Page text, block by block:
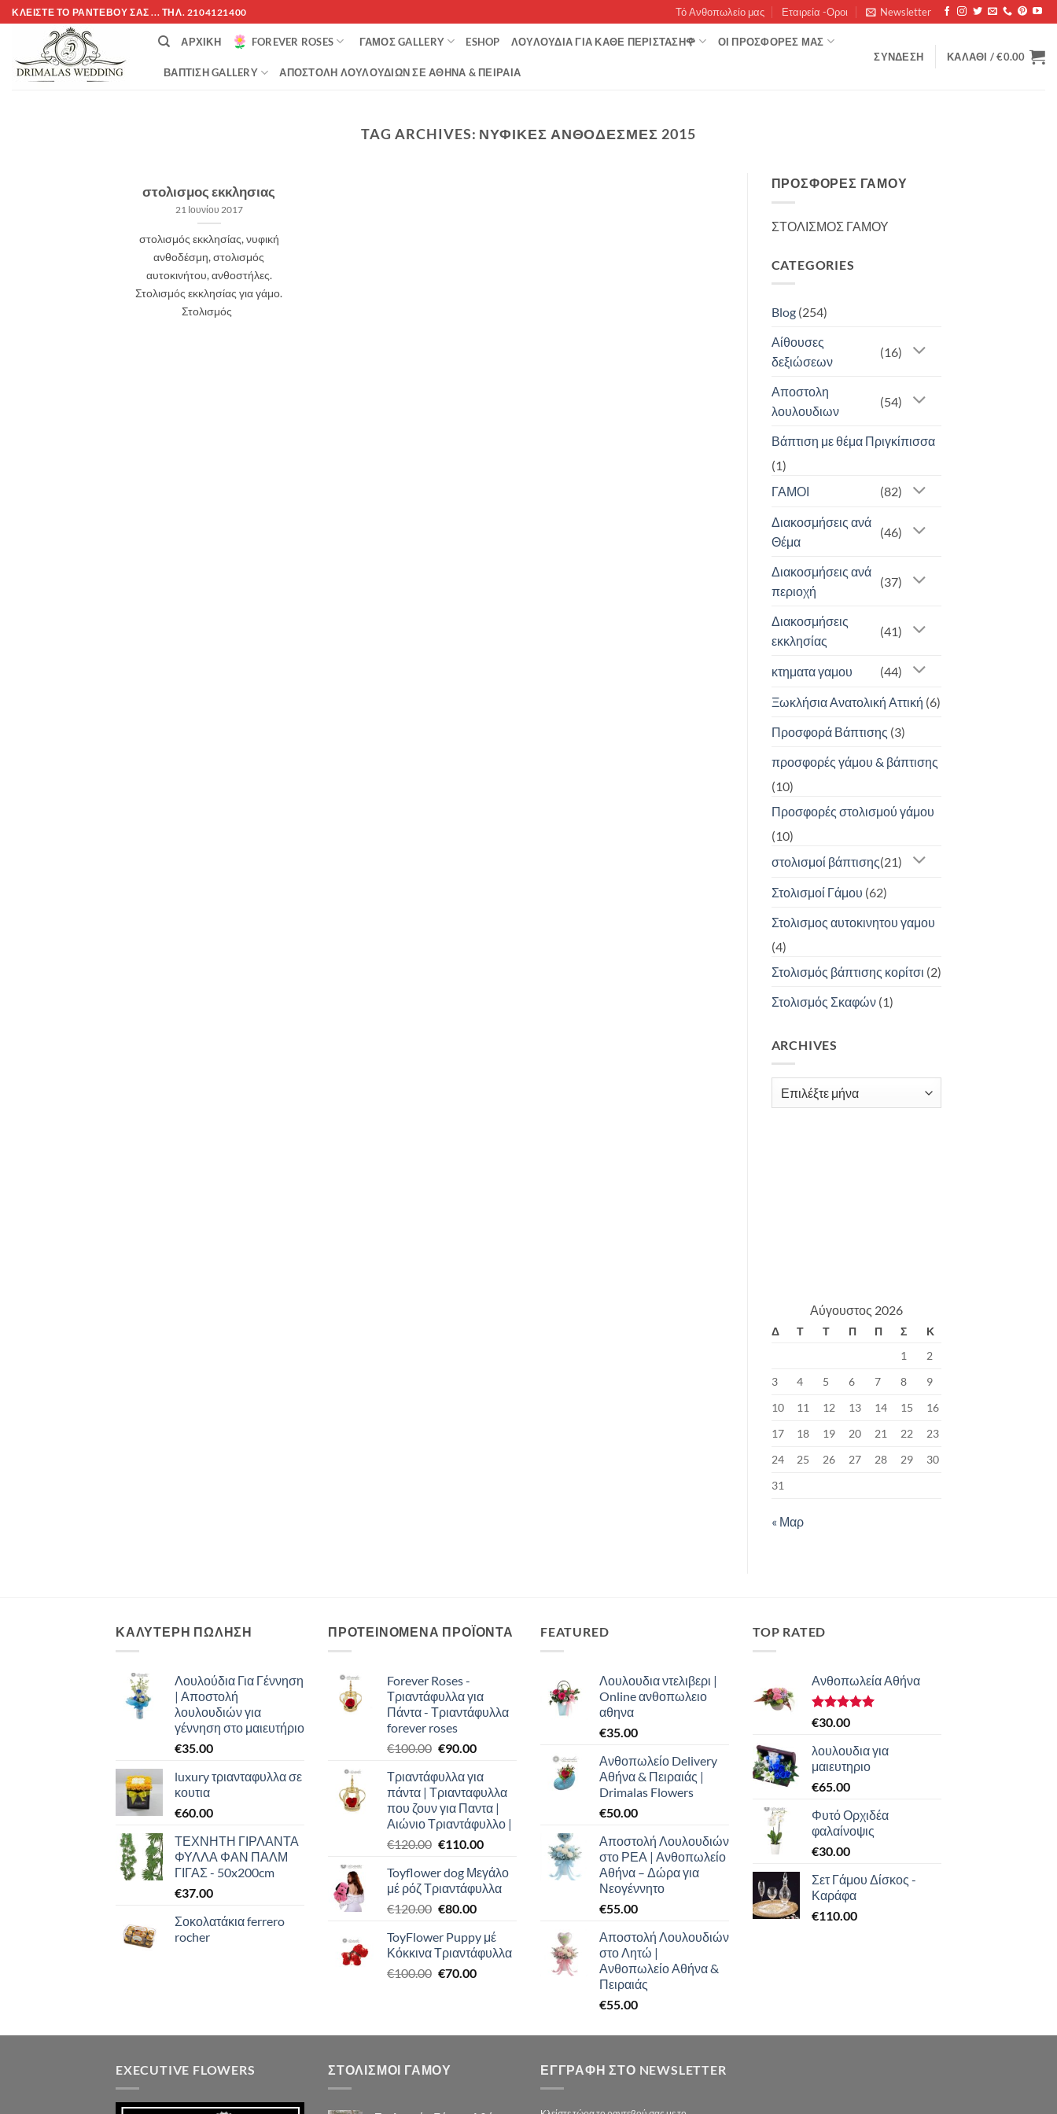
Μετάβαση
στο
περιεχόμενο
ΚΛΕΊΣΤΕ ΤΌ ΡΑΝΤΕΒΟΎ ΣΑΣ ... ΤΗΛ. 2104121400 Τό Ανθοπωλείο μας Εταιρεία -Οροι Newsletter
ΑΡΧΙΚΉ FOREVER ROSES ΓΆΜΟΣ GALLERY ESHOP ΛΟΥΛΟΥΔΙΑ ΓΙΑ ΚΑΘΕ ΠΕΡΙΣΤΑΣΗ🌹 ΟΊ ΠΡΟΣΦΟΡΈΣ ΜΑΣ
ΒΆΠΤΙΣΗ GALLERY ΑΠΟΣΤΟΛΉ ΛΟΥΛΟΥΔΙΏΝ ΣΕ ΑΘΉΝΑ & ΠΕΙΡΑΙΆ
ΣΎΝΔΕΣΗ ΚΑΛΆΘΙ /€0.00
TAG ARCHIVES: ΝΥΦΙΚΕΣ ΑΝΘΟΔΕΣΜΕΣ 2015
στολισμος εκκλησιας
21 Ιουνίου 2017
στολισμός εκκλησίας, νυφική
ανθοδέσμη, στολισμός
αυτοκινήτου, ανθοστήλες.
Στολισμός εκκλησίας για γάμο.
Στολισμός
ΠΡΟΣΦΟΡΈΣ ΓΆΜΟΥ
ΣΤΟΛΙΣΜΟΣ ΓΑΜΟΥ
CATEGORIES
Blog(254)
Αίθουσες
δεξιώσεων
(16)
Αποστολη
λουλουδιων
(54)
Βάπτιση με θέμα Πριγκίπισσα
(1)
ΓΑΜΟΙ
(82)
Διακοσμήσεις ανά
Θέμα
(46)
Διακοσμήσεις ανά
περιοχή
(37)
Διακοσμήσεις
εκκλησίας
(41)
κτηματα γαμου (44)
Ξωκλήσια Ανατολική Αττική (6)
Προσφορά Βάπτισης (3)
προσφορές γάμου & βάπτισης
(10)
Προσφορές στολισμού γάμου
(10)
στολισμοί βάπτισης(21)
Στολισμοί Γάμου (62)
Στολισμος αυτοκινητου γαμου
(4)
Στολισμός βάπτισης κορίτσι (2)
Στολισμός Σκαφών(1)
ARCHIVES
Archives
Αύγουστος 2026
Δ Τ Τ Π Π Σ
Κ
1
2
3
4 5 6 7 8
9
10
11 12 13 14 15
16
17
18 19 20 21 22
23
24
25 26 27 28 29
30
31
« Μαρ
ΚΑΛΥΤΕΡΗ ΠΩΛΗΣΗ
Λουλούδια Για Γέννηση
| Αποστολή
λουλουδιών για
γέννηση στο μαιευτήριο
€35.00
luxury τριανταφυλλα σε
κουτια
€60.00
ΤΕΧΝΗΤΗ ΓΙΡΛΑΝΤΑ
ΦΥΛΛΑ ΦΑΝ ΠΑΛΜ
ΓΙΓΑΣ - 50x200cm
€37.00
Σοκολατάκια ferrero
rocher
ΠΡΟΤΕΙΝΟΜΕΝΑ ΠΡΟΪΟΝΤΑ
Forever Roses -
Τριαντάφυλλα για
Πάντα - Τριαντάφυλλα
forever roses
€100.00 Original
was:
€100.00.
€90.00Η
τιμή
είναι:
€90.00.
Τριαντάφυλλα για
πάντα | Τριανταφυλλα
που ζουν για Παντα |
Αιώνιο Τριαντάφυλλο |
€120.00 Original
was:
€120.00.
€110.00Η
τιμή
είναι:
Toyflower dog Μεγάλο
μέ ρόζ Τριαντάφυλλα
€120.00 Original
was:
€120.00.
€80.00Η
τιμή
είναι:
€80.00.
ToyFlower Puppy μέ
Κόκκινα Τριαντάφυλλα
€100.00 Original
€70.00Η
€70.00.
FEATURED
Λουλουδια ντελιβερι |
Online ανθοπωλειο
αθηνα
€35.00
Ανθοπωλείο Delivery
Αθήνα & Πειραιάς |
Drimalas Flowers
€50.00
Αποστολή Λουλουδιών
στο ΡΕΑ | Ανθοπωλείο
Αθήνα – Δώρα για
Νεογέννητο
€55.00
Αποστολή Λουλουδιών
στο Λητώ |
Ανθοπωλείο Αθήνα &
Πειραιάς
€55.00
TOP RATED
Ανθοπωλεία Αθήνα
Βαθμολογήθηκε
από 5
€30.00
λουλουδια για
μαιευτηριο
€65.00
Φυτό Ορχιδέα
φαλαίνοψις
€30.00
Σετ Γάμου Δίσκος -
Καράφα
€110.00
EXECUTIVE FLOWERS ΣΤΟΛΙΣΜΟΙ ΓΑΜΟΥ ΕΓΓΡΑΦΉ ΣΤΟ NEWSLETTER